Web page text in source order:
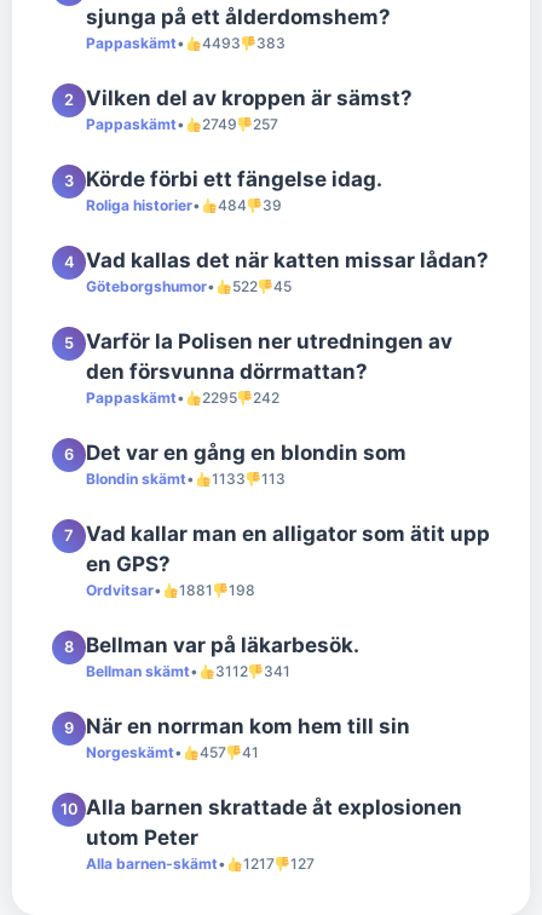
sjunga på ett ålderdomshem?
Pappaskämt• 4493 383
2 Vilken del av kroppen är sämst?
Pappaskämt• 2749 257
3 Körde förbi ett fängelse idag.
Roliga historier• 484 39
4 Vad kallas det när katten missar lådan?
Göteborgshumor• 522 45
5
Varför la Polisen ner utredningen av
den försvunna dörrmattan?
Pappaskämt• 2295 242
6 Det var en gång en blondin som
Blondin skämt• 1133 113
7
Vad kallar man en alligator som ätit upp
en GPS?
Ordvitsar• 1881 198
8 Bellman var på läkarbesök.
Bellman skämt• 3112 341
9 När en norrman kom hem till sin
Norgeskämt• 457 41
10 Alla barnen skrattade åt explosionen
utom Peter
Alla barnen-skämt• 1217 127